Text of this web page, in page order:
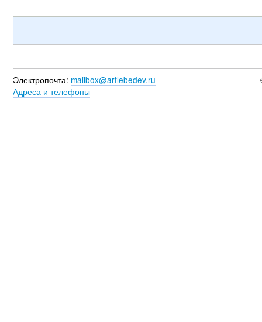
Электропочта: mailbox@artlebedev.ru
Адреса и телефоны